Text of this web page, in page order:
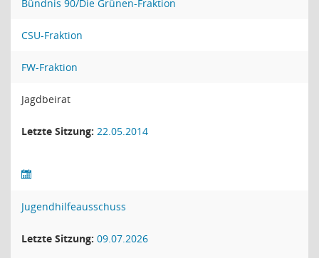
Bündnis 90/Die Grünen-Fraktion
CSU-Fraktion
FW-Fraktion
Jagdbeirat
Letzte Sitzung: 22.05.2014
Jugendhilfeausschuss
Letzte Sitzung: 09.07.2026